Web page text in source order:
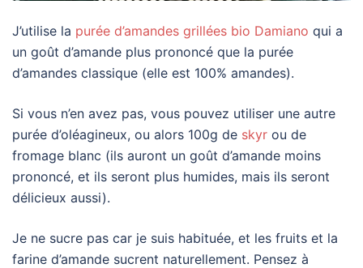
J’utilise la purée d’amandes grillées bio Damiano qui a
un goût d’amande plus prononcé que la purée
d’amandes classique (elle est 100% amandes).
Si vous n’en avez pas, vous pouvez utiliser une autre
purée d’oléagineux, ou alors 100g de skyr ou de
fromage blanc (ils auront un goût d’amande moins
prononcé, et ils seront plus humides, mais ils seront
délicieux aussi).
Je ne sucre pas car je suis habituée, et les fruits et la
farine d’amande sucrent naturellement. Pensez à